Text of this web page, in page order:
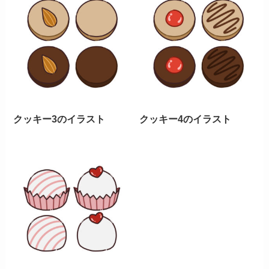
クッキー3のイラスト クッキー4のイラスト